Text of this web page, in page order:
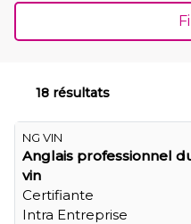
18 résultats
NG VIN
Anglais professionnel
vin
Certifiante
Intra Entreprise